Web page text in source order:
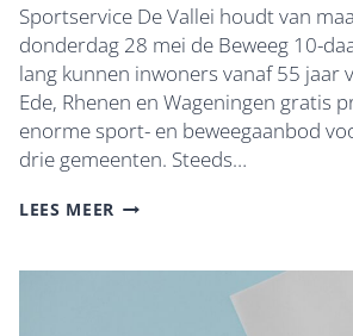
Sportservice De Vallei houdt van
donderdag 28 mei de Beweeg 10-
lang kunnen inwoners vanaf 55 jaar
Ede, Rhenen en Wageningen gratis
enorme sport- en beweegaanbod
drie gemeenten. Steeds…
LEES MEER TIEN
SPORTEN